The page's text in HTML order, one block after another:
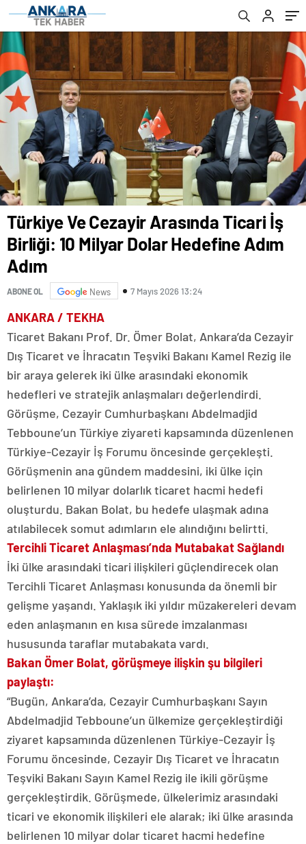
Türkiye Ve Cezayir Arasında Ticari İş
Birliği: 10 Milyar Dolar Hedefine Adım
Adım
ABONE OL News 7 Mayıs 2026 13:24
ANKARA / TEKHA
Ticaret Bakanı Prof. Dr. Ömer Bolat, Ankara’da Cezayir
Dış Ticaret ve İhracatın Teşviki Bakanı Kamel Rezig ile
bir araya gelerek iki ülke arasındaki ekonomik
hedefleri ve stratejik anlaşmaları değerlendirdi.
Görüşme, Cezayir Cumhurbaşkanı Abdelmadjid
Tebboune’un Türkiye ziyareti kapsamında düzenlenen
Türkiye-Cezayir İş Forumu öncesinde gerçekleşti.
Görüşmenin ana gündem maddesini, iki ülke için
belirlenen 10 milyar dolarlık ticaret hacmi hedefi
oluşturdu. Bakan Bolat, bu hedefe ulaşmak adına
atılabilecek somut adımların ele alındığını belirtti.
Tercihli Ticaret Anlaşması’nda Mutabakat Sağlandı
İki ülke arasındaki ticari ilişkileri güçlendirecek olan
Tercihli Ticaret Anlaşması konusunda da önemli bir
gelişme yaşandı. Yaklaşık iki yıldır müzakereleri devam
eden anlaşmanın en kısa sürede imzalanması
hususunda taraflar mutabakata vardı.
Bakan Ömer Bolat, görüşmeye ilişkin şu bilgileri
paylaştı:
“Bugün, Ankara’da, Cezayir Cumhurbaşkanı Sayın
Abdelmadjid Tebboune’un ülkemize gerçekleştirdiği
ziyaret kapsamında düzenlenen Türkiye-Cezayir İş
Forumu öncesinde, Cezayir Dış Ticaret ve İhracatın
Teşviki Bakanı Sayın Kamel Rezig ile ikili görüşme
gerçekleştirdik. Görüşmede, ülkelerimiz arasındaki
ticari ve ekonomik ilişkileri ele alarak; iki ülke arasında
belirlenen 10 milyar dolar ticaret hacmi hedefine